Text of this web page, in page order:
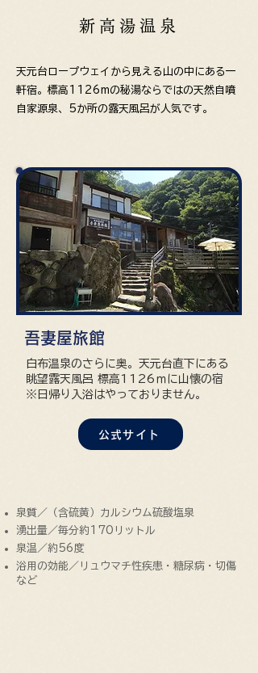
新高湯温泉
天元台ロープウェイから見える山の中にある一
軒宿。 標高1126mの秘湯ならではの天然自噴
自家源泉、5か所の露天風呂が人気です。
吾妻屋旅館
白布温泉のさらに奥。天元台直下にある
眺望露天風呂 標高1126ｍに山懐の宿
​※日帰り入浴はやっておりません。
公式サイト
泉質／（含硫黄）カルシウム硫酸塩泉
湧出量／毎分約170リットル
泉温／約56度
浴用の効能／リュウマチ性疾患・糖尿病・切傷
など